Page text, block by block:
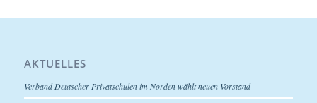
AKTUELLES
Verband Deutscher Privatschulen im Norden wählt neuen Vorstand